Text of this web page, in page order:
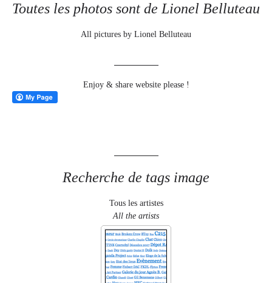
Toutes les photos sont de Lionel Belluteau
All pictures by Lionel Belluteau
Enjoy & share website please !
Recherche de tags image
Tous les artistes
All the artists